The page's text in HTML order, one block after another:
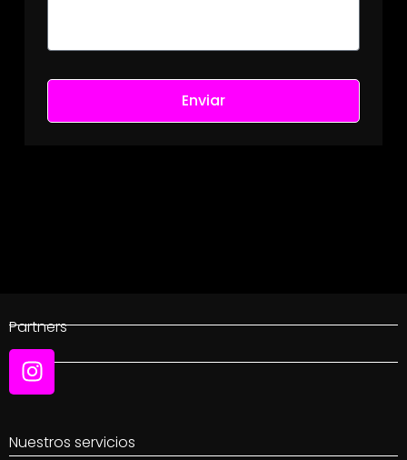
Enviar
Partners
Social
Nuestros servicios